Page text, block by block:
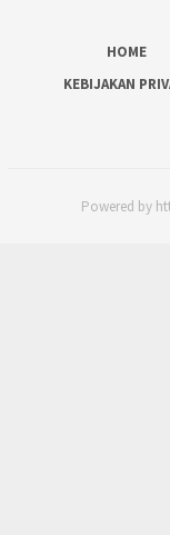
HOME
KEBIJAKAN
Powered by